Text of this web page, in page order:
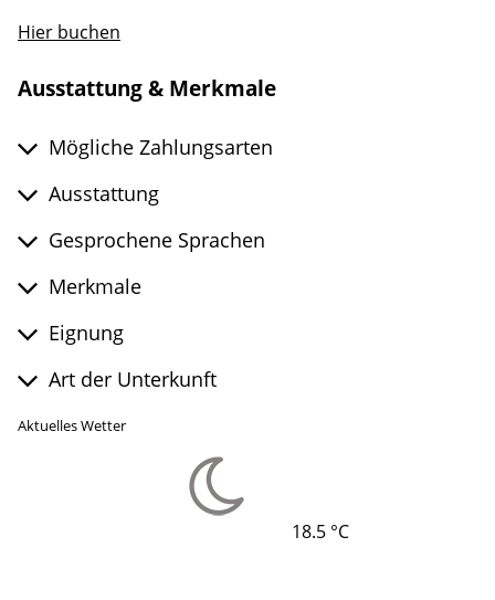
Aktuelles Wetter
18.5 °C
Hier buchen
Ausstattung & Merkmale
Mögliche Zahlungsarten
Ausstattung
Gesprochene Sprachen
Merkmale
Eignung
Art der Unterkunft